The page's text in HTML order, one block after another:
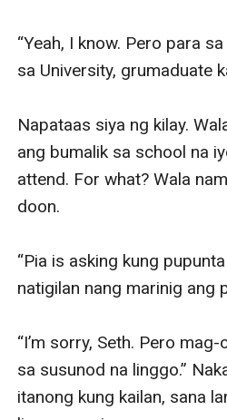
“Yeah, I know. Pero para
sa University, grumaduate
Napataas siya ng kilay.
ang bumalik sa school na
attend. For what? Wala
doon.
“Pia is asking kung
natigilan nang marinig ang
“I’m sorry, Seth. Pero
sa susunod na linggo.”
itanong kung kailan, sana